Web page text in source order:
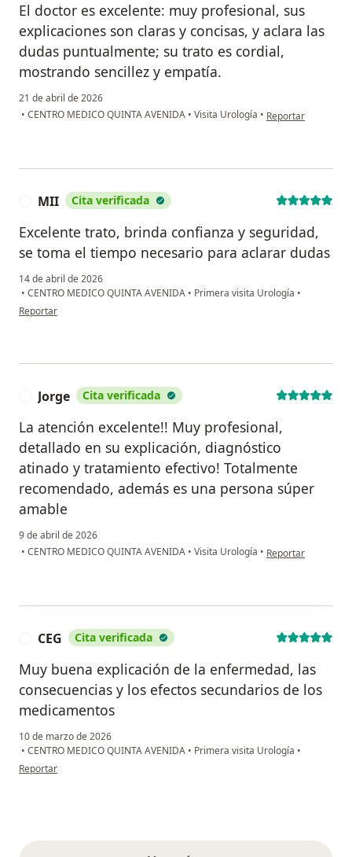
El doctor es excelente: muy profesional, sus
explicaciones son claras y concisas, y aclara las
dudas puntualmente; su trato es cordial,
mostrando sencillez y empatía.
21 de abril de 2026
• CENTRO MEDICO QUINTA AVENIDA • Visita Urología • en opinión del
Reportar
MII Cita verificada
Excelente trato, brinda confianza y seguridad,
se toma el tiempo necesario para aclarar dudas
14 de abril de 2026
• CENTRO MEDICO QUINTA AVENIDA • Primera visita Urología •
en opinión del usuario MII
Reportar
Jorge Cita verificada
La atención excelente!! Muy profesional,
detallado en su explicación, diagnóstico
atinado y tratamiento efectivo! Totalmente
recomendado, además es una persona súper
amable
9 de abril de 2026
• CENTRO MEDICO QUINTA AVENIDA • Visita Urología • en opinión del
Reportar
CEG Cita verificada
Muy buena explicación de la enfermedad, las
consecuencias y los efectos secundarios de los
medicamentos
10 de marzo de 2026
• CENTRO MEDICO QUINTA AVENIDA • Primera visita Urología •
en opinión del usuario CEG
Reportar